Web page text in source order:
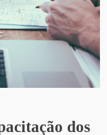
dos